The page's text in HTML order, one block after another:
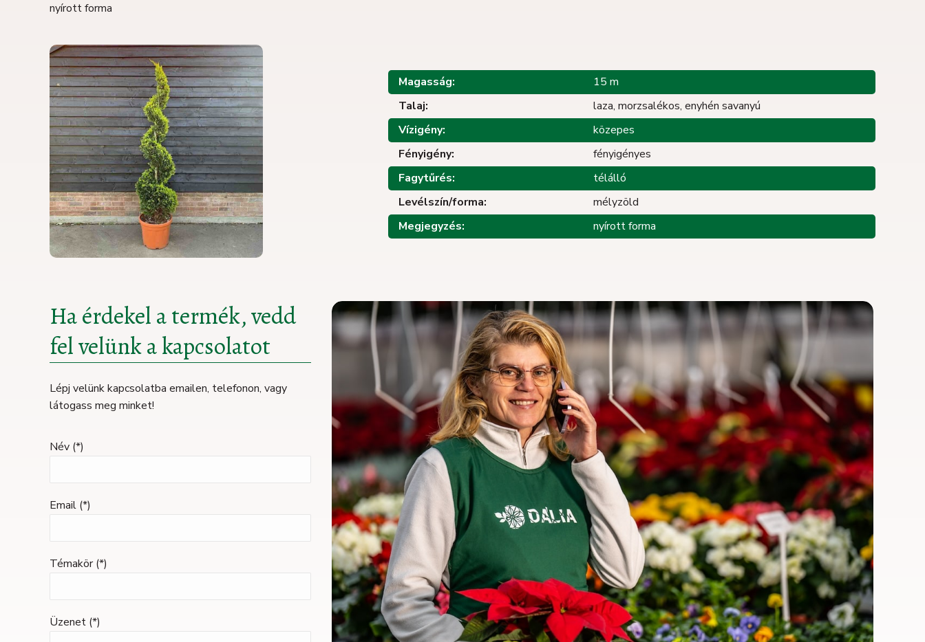
nyírott forma
Magasság:
15 m
Talaj:
laza, morzsalékos, enyhén savanyú
Vízigény:
közepes
Fényigény:
fényigényes
Fagytűrés:
télálló
Levélszín/forma:
mélyzöld
Megjegyzés:
nyírott forma
Ha érdekel a termék, vedd
fel velünk a kapcsolatot
Lépj velünk kapcsolatba emailen, telefonon, vagy
látogass meg minket!
Név (*)
Email (*)
Témakör (*)
Üzenet (*)